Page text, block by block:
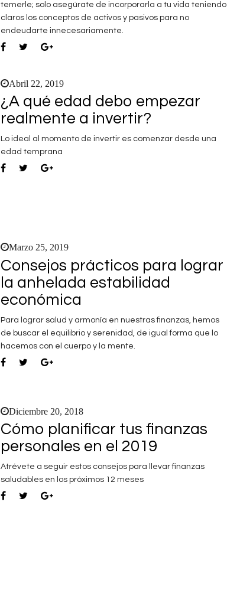
temerle; solo asegúrate de incorporarla a tu vida teniendo
claros los conceptos de activos y pasivos para no
endeudarte innecesariamente.
Abril 22, 2019
¿A qué edad debo empezar
realmente a invertir?
Lo ideal al momento de invertir es comenzar desde una
edad temprana
Marzo 25, 2019
Consejos prácticos para lograr
la anhelada estabilidad
económica
Para lograr salud y armonía en nuestras finanzas, hemos
de buscar el equilibrio y serenidad, de igual forma que lo
hacemos con el cuerpo y la mente.
Diciembre 20, 2018
Cómo planificar tus finanzas
personales en el 2019
Atrévete a seguir estos consejos para llevar finanzas
saludables en los próximos 12 meses